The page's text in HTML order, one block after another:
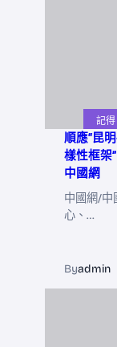
記得
順應“昆
樣性框架
中國網
中國網/中
心、…
Byadmin